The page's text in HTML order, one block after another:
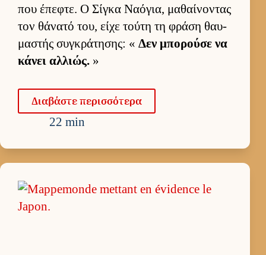
που έπεφτε. Ο Σίγκα Ναόγια, μαθαί­νοντας
τον θάνατό του, είχε τούτη τη φράση θαυ­
μαστής συγκράτησης: « Δεν μπορούσε να
κάνει αλ­λιώς. »
Δια­βάστε περισ­σότερα
22 min